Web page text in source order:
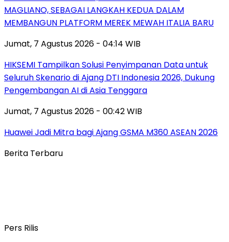
MAGLIANO, SEBAGAI LANGKAH KEDUA DALAM
MEMBANGUN PLATFORM MEREK MEWAH ITALIA BARU
Jumat, 7 Agustus 2026 - 04:14 WIB
HIKSEMI Tampilkan Solusi Penyimpanan Data untuk
Seluruh Skenario di Ajang DTI Indonesia 2026, Dukung
Pengembangan AI di Asia Tenggara
Jumat, 7 Agustus 2026 - 00:42 WIB
Huawei Jadi Mitra bagi Ajang GSMA M360 ASEAN 2026
Berita Terbaru
Pers Rilis